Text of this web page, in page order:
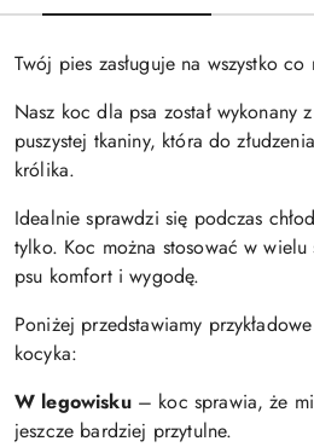
Twój pies zasługuje na wszystko co
Nasz koc dla psa został wykonany
puszystej tkaniny, która do
królika.
Idealnie sprawdzi się podczas
tylko. Koc można stosować w
psu komfort i wygodę.
Poniżej przedstawiamy
kocyka:
W legowisku – koc sprawia, że
jeszcze bardziej przytulne.